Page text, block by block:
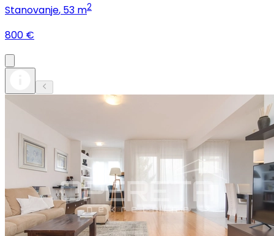
Stanovanje, 53 m2
800 €